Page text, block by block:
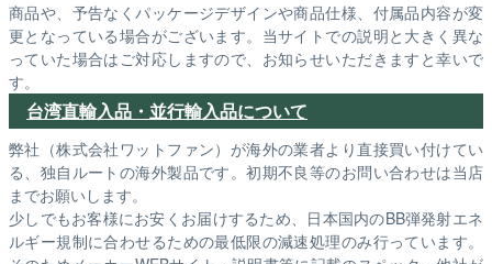
商品や、予告なくパッケージデザインや商品仕様、付属品内容が変
更となっている場合がございます。当サイトでの説明と大きく異な
っていた場合はご対応しますので、お知らせいただきますと幸いで
す。
台湾直輸入品・並行輸入品について
弊社（株式会社ワットファン）が海外の業者より直接買い付けてい
る、独自ルートの海外製品です。初期不良等のお問い合わせは当店
までお願いします。
少しでもお客様にお安くお届けするため、日本国内のBB弾発射エネ
ルギー規制に合わせるための最低限の減速処理のみ行っています。